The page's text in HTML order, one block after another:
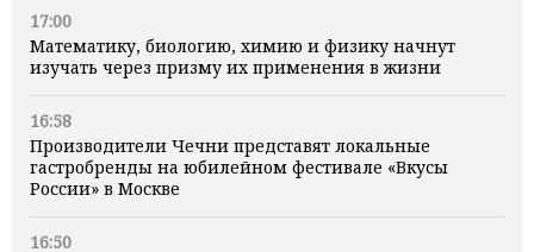
17:00
Математику, биологию, химию и физику начнут
изучать через призму их применения в жизни
16:58
Производители Чечни представят локальные
гастробренды на юбилейном фестивале «Вкусы
России» в Москве
16:50